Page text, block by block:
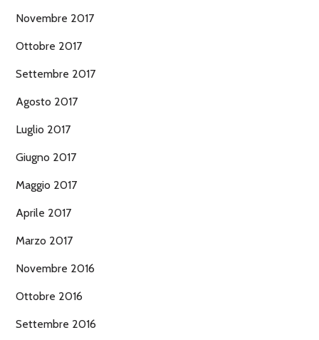
Novembre 2017
Ottobre 2017
Settembre 2017
Agosto 2017
Luglio 2017
Giugno 2017
Maggio 2017
Aprile 2017
Marzo 2017
Novembre 2016
Ottobre 2016
Settembre 2016